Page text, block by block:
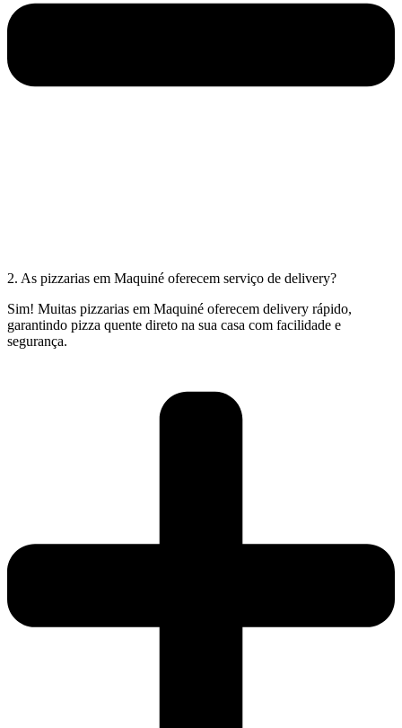
2. As pizzarias em Maquiné oferecem serviço de delivery?
Sim! Muitas pizzarias em Maquiné oferecem delivery rápido,
garantindo pizza quente direto na sua casa com facilidade e
segurança.